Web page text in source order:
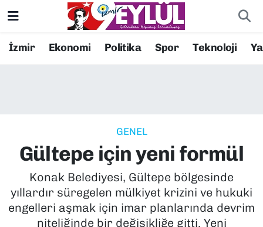
İzmir Ekonomi Politika Spor Teknoloji
GENEL
Gültepe için yeni formül
Konak Belediyesi, Gültepe bölgesinde
yıllardır süregelen mülkiyet krizini ve hukuki
engelleri aşmak için imar planlarında devrim
niteliğinde bir değişikliğe gitti. Yeni
Resmi İlanlar
EKONOMİ
KÜLTÜR SANAT
MAGAZİN
Konak Nöbetçi Eczaneler
Süper Lig Puan Durumu ve Fikstür
Tüm Manşetler
Son Dakika Haberleri
Haber Arşivi